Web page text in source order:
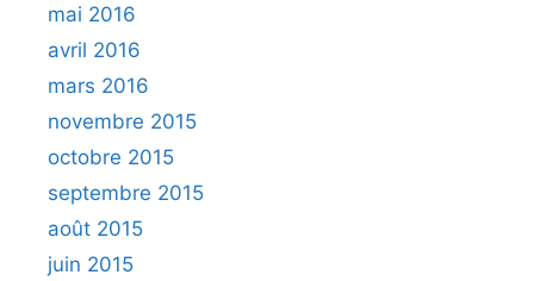
mai 2016
avril 2016
mars 2016
novembre 2015
octobre 2015
septembre 2015
août 2015
juin 2015